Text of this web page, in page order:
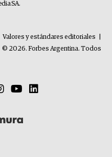
SA.
Valores y estándares editoriales
© 2026. Forbes Argentina. Todos